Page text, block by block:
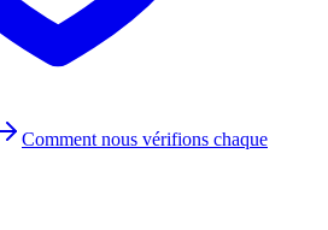
Comment nous vérifions chaque